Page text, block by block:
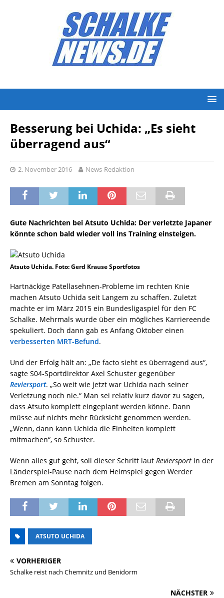
Besserung bei Uchida: „Es sieht
überragend aus“
2. November 2016 News-Redaktion
Gute Nachrichten bei Atsuto Uchida: Der verletzte Japaner
könnte schon bald wieder voll ins Training einsteigen.
Atsuto Uchida. Foto: Gerd Krause Sportfotos
Hartnäckige Patellasehnen-Probleme im rechten Knie
machen Atsuto Uchida seit Langem zu schaffen. Zuletzt
machte er im März 2015 ein Bundesligaspiel für den FC
Schalke. Mehrmals wurde über ein mögliches Karriereende
spekuliert. Doch dann gab es Anfang Oktober einen
verbesserten MRT-Befund.
Und der Erfolg hält an: „De facto sieht es überragend aus“,
sagte S04-Sportdirektor Axel Schuster gegenüber
Reviersport. „So weit wie jetzt war Uchida nach seiner
Verletzung noch nie.“ Man sei relativ kurz davor zu sagen,
dass Atsuto komplett eingeplant werden könne. Dann
müsse auf nichts mehr Rücksicht genommen werden.
„Wenn, dann kann Uchida die Einheiten komplett
mitmachen“, so Schuster.
Wenn alles gut geht, soll dieser Schritt laut Reviersport in der
Länderspiel-Pause nach dem Heimspiel gegen Werder
Bremen am Sonntag folgen.
ATSUTO UCHIDA
VORHERIGER
Schalke reist nach Chemnitz und Benidorm
NÄCHSTER